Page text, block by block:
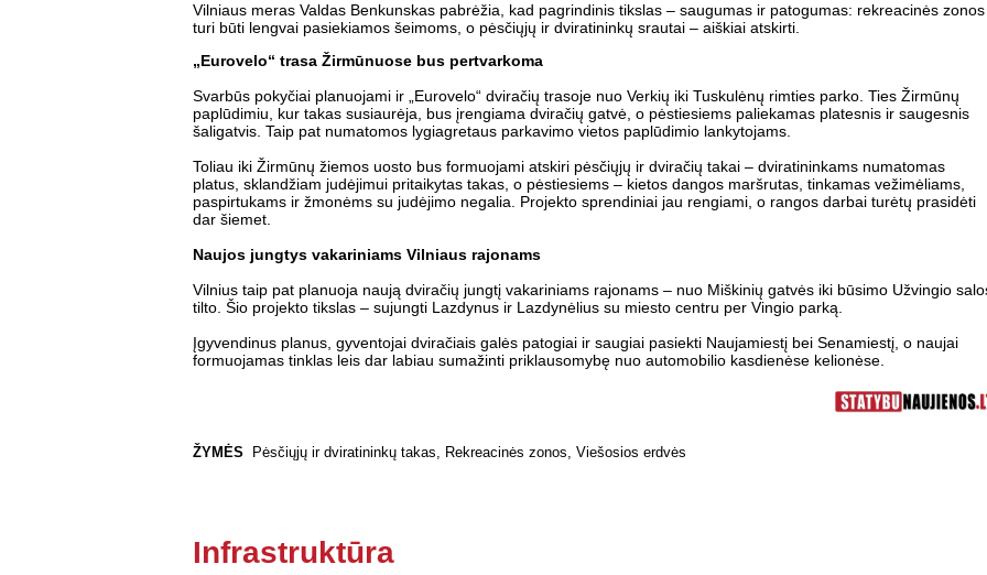
Vilniaus meras Valdas Benkunskas pabrėžia, kad pagrindinis tikslas – saugumas ir patogumas: rekreacinės zonos
turi būti lengvai pasiekiamos šeimoms, o pėsčiųjų ir dviratininkų srautai – aiškiai atskirti.
„Eurovelo“ trasa Žirmūnuose bus pertvarkoma
Svarbūs pokyčiai planuojami ir „Eurovelo“ dviračių trasoje nuo Verkių iki Tuskulėnų rimties parko. Ties Žirmūnų
paplūdimiu, kur takas susiaurėja, bus įrengiama dviračių gatvė, o pėstiesiems paliekamas platesnis ir saugesnis
šaligatvis. Taip pat numatomos lygiagretaus parkavimo vietos paplūdimio lankytojams.
Toliau iki Žirmūnų žiemos uosto bus formuojami atskiri pėsčiųjų ir dviračių takai – dviratininkams numatomas
platus, sklandžiam judėjimui pritaikytas takas, o pėstiesiems – kietos dangos maršrutas, tinkamas vežimėliams,
paspirtukams ir žmonėms su judėjimo negalia. Projekto sprendiniai jau rengiami, o rangos darbai turėtų prasidėti
dar šiemet.
Naujos jungtys vakariniams Vilniaus rajonams
Vilnius taip pat planuoja naują dviračių jungtį vakariniams rajonams – nuo Miškinių gatvės iki būsimo Užvingio
tilto. Šio projekto tikslas – sujungti Lazdynus ir Lazdynėlius su miesto centru per Vingio parką.
Įgyvendinus planus, gyventojai dviračiais galės patogiai ir saugiai pasiekti Naujamiestį bei Senamiestį, o naujai
formuojamas tinklas leis dar labiau sumažinti priklausomybę nuo automobilio kasdienėse kelionėse.
ŽYMĖS Pėsčiųjų ir dviratininkų takas, Rekreacinės zonos, Viešosios erdvės
Infrastruktūra